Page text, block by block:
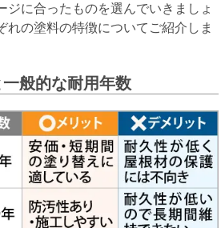
ジに合ったものを選んでいきましょ
れの塗料の特徴についてご紹介しま
般的な耐用年数